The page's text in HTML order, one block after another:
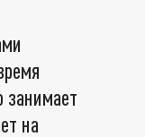
занимает
на